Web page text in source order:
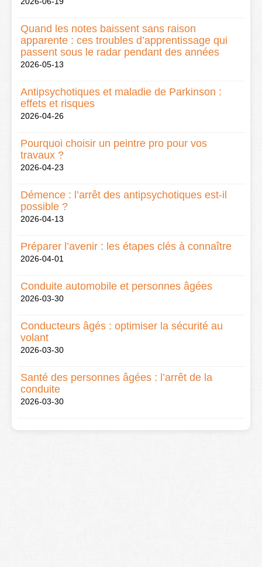
Quand les notes baissent sans raison
apparente : ces troubles d’apprentissage qui
passent sous le radar pendant des années
2026-05-13
Antipsychotiques et maladie de Parkinson :
effets et risques
2026-04-26
Pourquoi choisir un peintre pro pour vos
travaux ?
2026-04-23
Démence : l’arrêt des antipsychotiques est-il
possible ?
2026-04-13
Préparer l’avenir : les étapes clés à connaître
2026-04-01
Conduite automobile et personnes âgées
2026-03-30
Conducteurs âgés : optimiser la sécurité au
volant
2026-03-30
Santé des personnes âgées : l’arrêt de la
conduite
2026-03-30